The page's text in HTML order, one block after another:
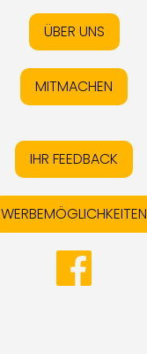
ÜBER UNS
MITMACHEN
IHR FEEDBACK
WERBEMÖGLICHKEITEN